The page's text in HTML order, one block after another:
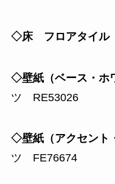
◇床 フロアタイル
◇壁紙（ベース・ホ
ツ RE53026
◇壁紙（アクセント
ツ FE76674